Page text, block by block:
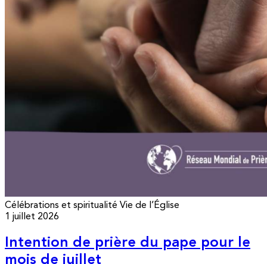
Célébrations et spiritualité Vie de l’Église
1 juillet 2026
Intention de prière du pape pour le
mois de juillet